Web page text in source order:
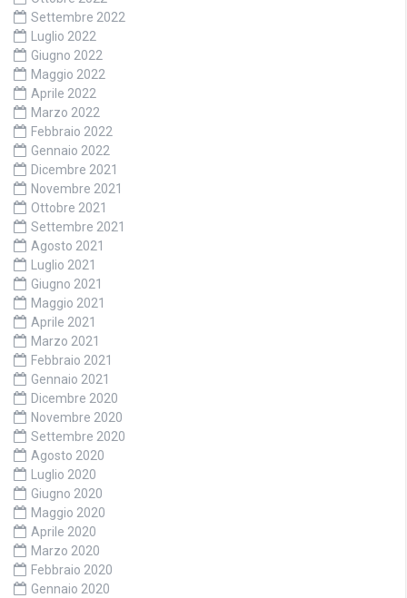
Settembre 2022
Luglio 2022
Giugno 2022
Maggio 2022
Aprile 2022
Marzo 2022
Febbraio 2022
Gennaio 2022
Dicembre 2021
Novembre 2021
Ottobre 2021
Settembre 2021
Agosto 2021
Luglio 2021
Giugno 2021
Maggio 2021
Aprile 2021
Marzo 2021
Febbraio 2021
Gennaio 2021
Dicembre 2020
Novembre 2020
Settembre 2020
Agosto 2020
Luglio 2020
Giugno 2020
Maggio 2020
Aprile 2020
Marzo 2020
Febbraio 2020
Gennaio 2020